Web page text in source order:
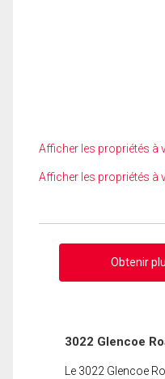
Afficher les propriétés à
Afficher les propriétés à
Obtenir
3022 Glencoe
Le 3022 Glencoe